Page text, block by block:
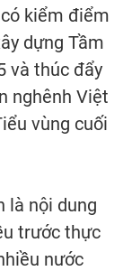
kiểm điểm
dựng Tầm
và thúc đẩy
nghênh Việt
vùng cuối
là nội dung
trước thực
nước